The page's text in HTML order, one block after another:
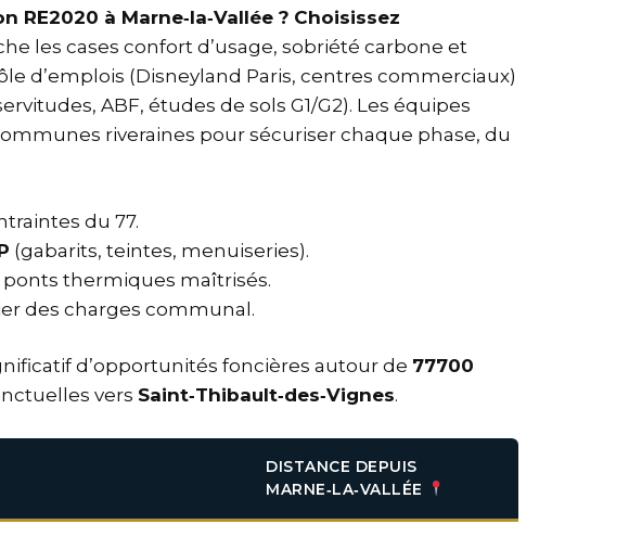
à Marne‑la‑Vallée ? Choisissez
les cases confort d’usage, sobriété carbone et
d’emplois (Disneyland Paris, centres commerciaux)
ABF, études de sols G1/G2). Les équipes
riveraines pour sécuriser chaque phase, du
du 77.
(gabarits, teintes, menuiseries).
ponts thermiques maîtrisés.
des charges communal.
d’opportunités foncières autour de 77700
vers Saint‑Thibault‑des‑Vignes.
DISTANCE DEPUIS
MARNE‑LA‑VALLÉE